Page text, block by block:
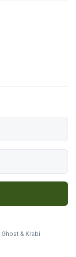
Ghost& Krabi